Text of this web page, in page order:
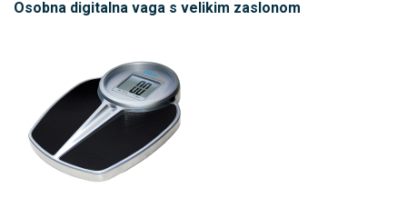
Osobna digitalna vaga s velikim zaslonom